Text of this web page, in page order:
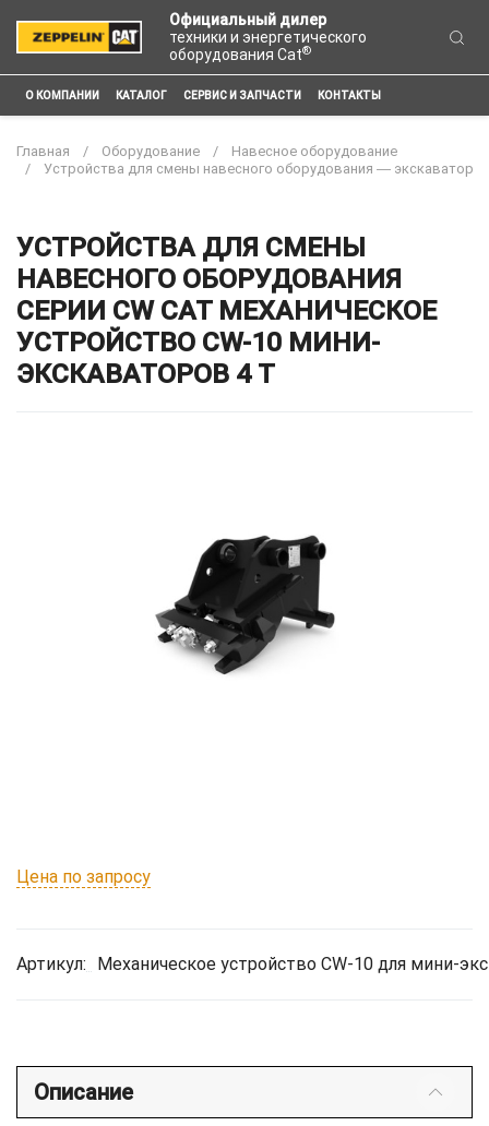
Официальный дилер
техники и энергетического
оборудования Cat®
О КОМПАНИИ КАТАЛОГ СЕРВИС И ЗАПЧАСТИ КОНТАКТЫ
Главная Оборудование
Навесное оборудование
Устройства для смены навесного оборудования ― экскаватор
УСТРОЙСТВА ДЛЯ СМЕНЫ
НАВЕСНОГО ОБОРУДОВАНИЯ
СЕРИИ CW CAT МЕХАНИЧЕСКОЕ
УСТРОЙСТВО CW-10 МИНИ-
ЭКСКАВАТОРОВ 4 Т
Цена по запросу
Артикул: Механическое устройство CW-10 для мини-
Описание